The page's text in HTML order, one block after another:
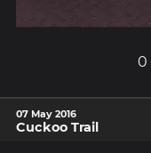
0
07 May 2016
Cuckoo Trail